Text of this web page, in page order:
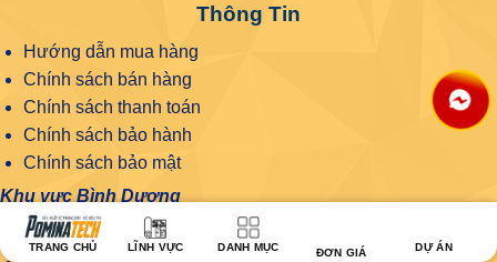
Thông Tin
Hướng dẫn mua hàng
Chính sách bán hàng
Chính sách thanh toán
Chính sách bảo hành
Chính sách bảo mật
Khu vực Bình Dương
KỆ SIÊU THỊ POMINATECH BÌNH DƯƠNG
TRANG CHỦ LĨNH VỰC DANH MỤC ĐƠN GIÁ DỰ ÁN